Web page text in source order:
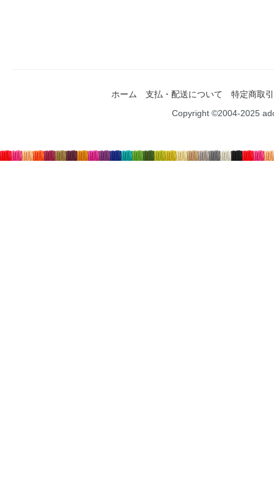
ホーム 支払・配送について
特定商取
Copyright ©2004-2025